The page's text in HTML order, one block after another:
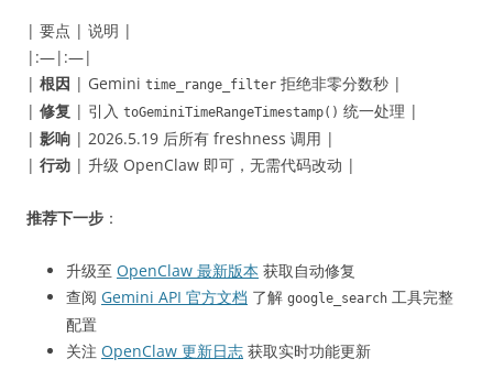
| 要点 | 说明 |
|:—|:—|
| 根因 | Gemini time_range_filter 拒绝非零分数秒 |
| 修复 | 引入 toGeminiTimeRangeTimestamp() 统一处理 |
| 影响 | 2026.5.19 后所有 freshness 调用 |
| 行动 | 升级 OpenClaw 即可，无需代码改动 |
推荐下一步 ：
升级至 OpenClaw 最新版本 获取自动修复
查阅 Gemini API 官方文档 了解 google_search 工具完整
配置
关注 OpenClaw 更新日志 获取实时功能更新